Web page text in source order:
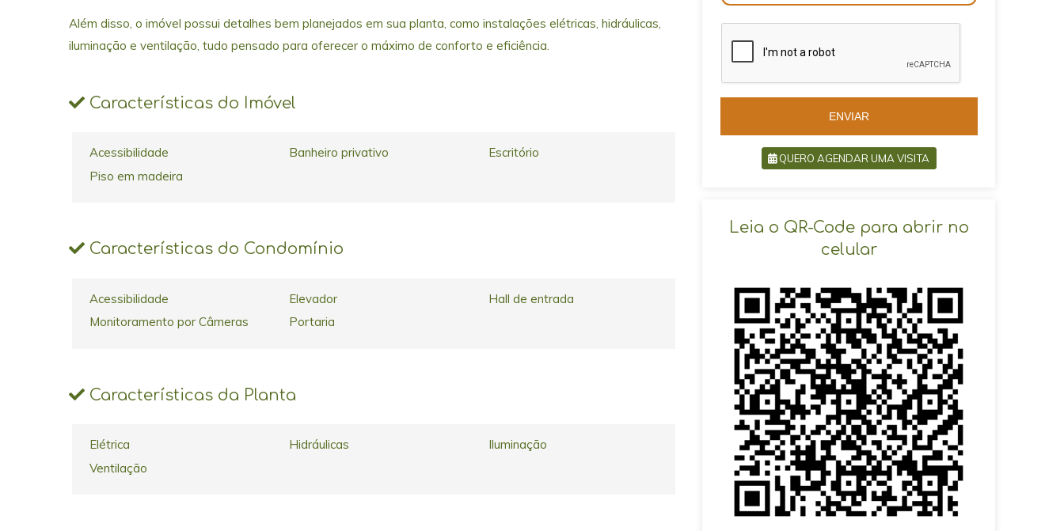
Além disso, o imóvel possui detalhes bem planejados em sua planta, como instalações elétricas, hidráulicas,
iluminação e ventilação, tudo pensado para oferecer o máximo de conforto e eficiência.
Características do Imóvel
Acessibilidade Banheiro privativo
Escritório
Piso em madeira
Características do Condomínio
Acessibilidade Elevador
Hall de entrada
Monitoramento por Câmeras
Portaria
Características da Planta
Elétrica Hidráulicas
Iluminação
Ventilação
i
5
5
ENVIAR
QUERO AGENDAR UMA VISITA
a
z
VOLTAR
Leia o QR-Code para abrir no
celular